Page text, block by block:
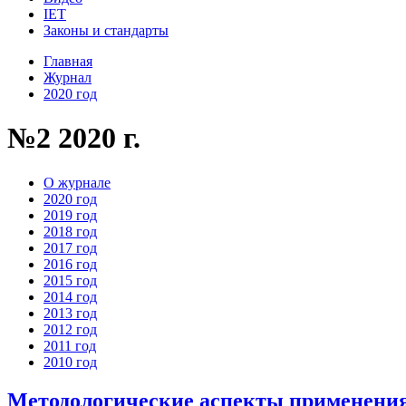
IET
Законы и стандарты
Главная
Журнал
2020 год
№2 2020 г.
О журнале
2020 год
2019 год
2018 год
2017 год
2016 год
2015 год
2014 год
2013 год
2012 год
2011 год
2010 год
Методологические аспекты